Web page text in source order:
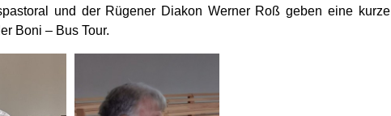
und der Rügener Diakon Werner Roß geben eine kurze
Boni – Bus Tour.